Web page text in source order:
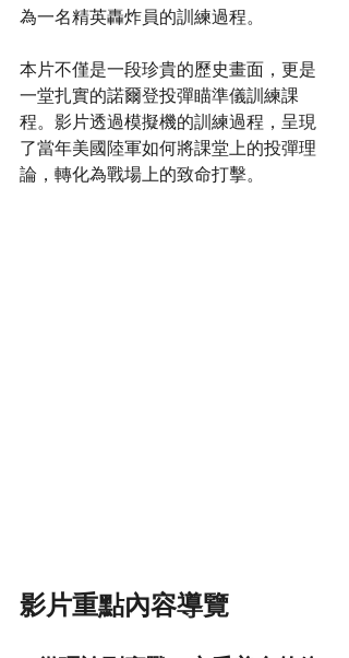
為一名精英轟炸員的訓練過程。
本片不僅是一段珍貴的歷史畫面，更是
一堂扎實的諾爾登投彈瞄準儀訓練課
程。影片透過模擬機的訓練過程，呈現
了當年美國陸軍如何將課堂上的投彈理
論，轉化為戰場上的致命打擊。
影片重點內容導覽